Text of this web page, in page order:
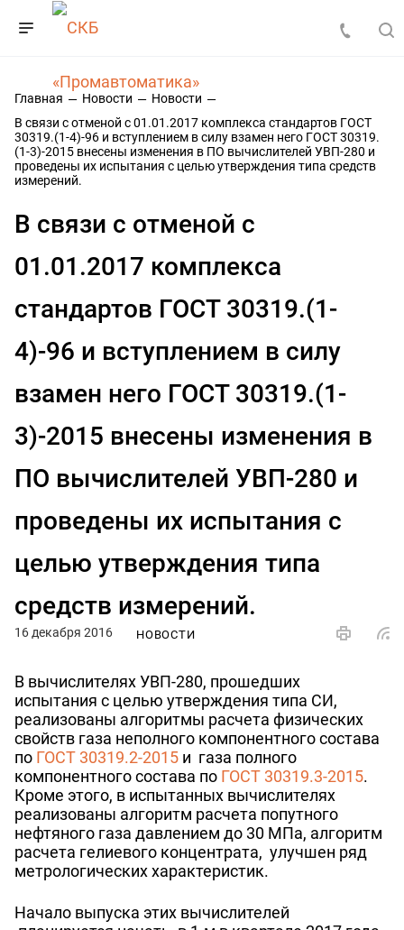
Главная Новости
Новости
В связи с отменой с 01.01.2017 комплекса стандартов ГОСТ
30319.(1-4)-96 и вступлением в силу взамен него ГОСТ 30319.
(1-3)-2015 внесены изменения в ПО вычислителей УВП-280 и
проведены их испытания с целью утверждения типа средств
измерений.
В связи с отменой с
01.01.2017 комплекса
стандартов ГОСТ 30319.(1-
4)-96 и вступлением в силу
взамен него ГОСТ 30319.(1-
3)-2015 внесены изменения в
ПО вычислителей УВП-280 и
проведены их испытания с
целью утверждения типа
средств измерений.
16 декабря 2016 НОВОСТИ
В вычислителях УВП-280, прошедших
испытания с целью утверждения типа СИ,
реализованы алгоритмы расчета физических
свойств газа неполного компонентного состава
по ГОСТ 30319.2-2015 и газа полного
компонентного состава по ГОСТ 30319.3-2015.
Кроме этого, в испытанных вычислителях
реализованы алгоритм расчета попутного
нефтяного газа давлением до 30 МПа, алгоритм
расчета гелиевого концентрата, улучшен ряд
метрологических характеристик.
Начало выпуска этих вычислителей